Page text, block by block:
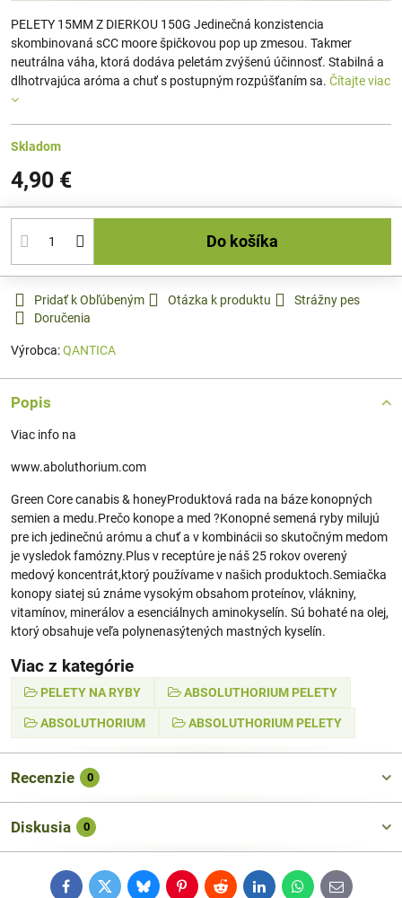
PELETY 15MM Z DIERKOU 150G Jedinečná konzistencia
skombinovaná sCC moore špičkovou pop up zmesou. Takmer
neutrálna váha, ktorá dodáva peletám zvýšenú účinnosť. Stabilná a
dlhotrvajúca aróma a chuť s postupným rozpúšťaním sa. Čítajte viac
Skladom
4,90 €
Do košíka
Pridať k Obľúbeným Otázka k produktu
Strážny pes
Doručenia
Výrobca:QANTICA
Popis
Viac info na
www.aboluthorium.com
Green Core canabis & honeyProduktová rada na báze konopných
semien a medu.Prečo konope a med ?Konopné semená ryby milujú
pre ich jedinečnú arómu a chuť a v kombinácii so skutočným medom
je vysledok famózny.Plus v receptúre je náš 25 rokov overený
medový koncentrát,ktorý používame v našich produktoch.Semiačka
konopy siatej sú známe vysokým obsahom proteínov, vlákniny,
vitamínov, minerálov a esenciálnych aminokyselín. Sú bohaté na olej,
ktorý obsahuje veľa polynenasýtených mastných kyselín.
Viac z kategórie
PELETY NA RYBY ABSOLUTHORIUM PELETY
ABSOLUTHORIUM ABSOLUTHORIUM PELETY
Recenzie 0
Diskusia 0
FacebookTwitterBlueskyPinterestRedditLinkedInWhatsApp
E-